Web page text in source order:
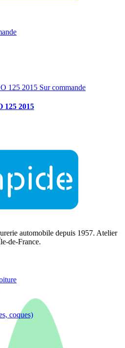
Sur commande
125 2015
automobile depuis 1957. Atelier
de-France.
coques)